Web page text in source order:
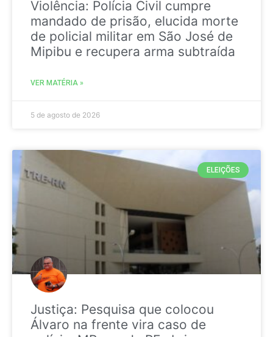
Violência: Polícia Civil cumpre
mandado de prisão, elucida morte
de policial militar em São José de
Mipibu e recupera arma subtraída
VER MATÉRIA »
5 de agosto de 2026
ELEIÇÕES
Justiça: Pesquisa que colocou
Álvaro na frente vira caso de